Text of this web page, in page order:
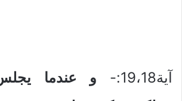
آية19،18:-
و عندما